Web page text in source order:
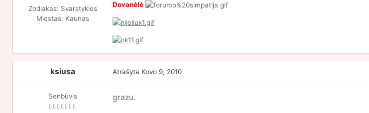
Zodiakas: Svarstykles
Miestas: Kaunas
Dovanėlė
ksiusa
Senbūvis
Atrašyta Kovo 9, 2010
grazu.